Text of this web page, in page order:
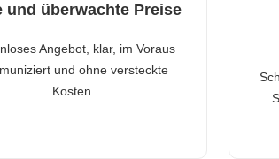
und überwachte Preise
Angebot, klar, im Voraus
und ohne versteckte
Kosten